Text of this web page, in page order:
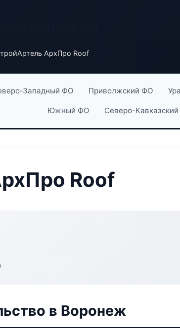
АрхПро Roof
Западный ФО Приволжский ФО
Южный ФО Северо-
Roof
в Воронеж